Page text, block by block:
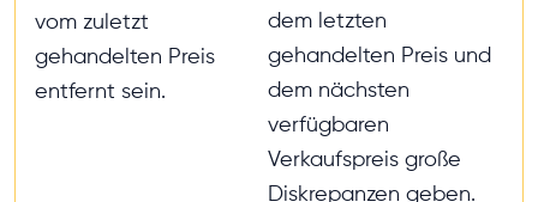
vom zuletzt
gehandelten Preis
entfernt sein.
dem letzten
gehandelten Preis und
dem nächsten
verfügbaren
Verkaufspreis große
Diskrepanzen geben.